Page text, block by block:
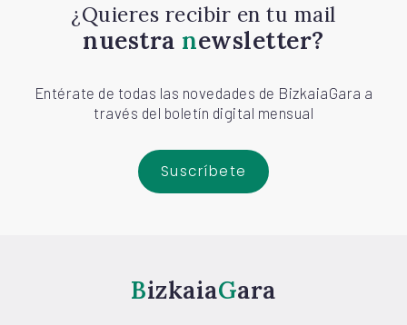
¿Quieres recibir en tu mail
nuestra newsletter?
Entérate de todas las novedades de BizkaiaGara a
través del boletín digital mensual
Suscríbete
Bizkaia Gara